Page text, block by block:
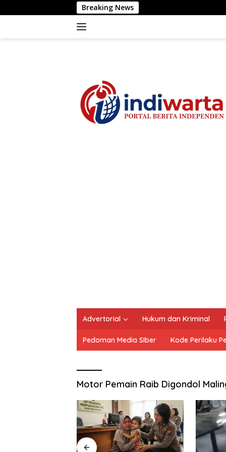
ke
Breaking News
Advertorial Hukum dan Kriminal
Pedoman Media SIber Kode Perilaku
Motor Pemain Raib Digondol